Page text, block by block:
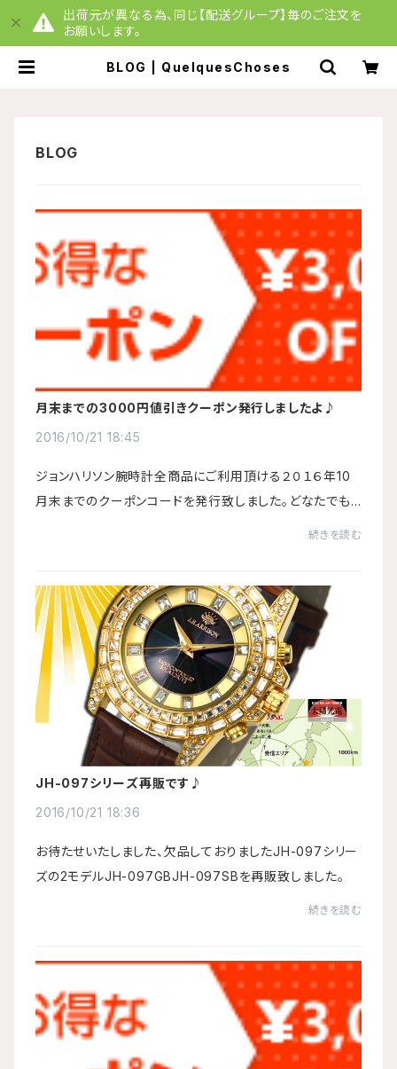
出荷元が異なる為、同じ【配送グループ】毎のご注文を
お願いします。
BLOG | QuelquesChoses
月末までの3000円値引きクーポン発行しましたよ♪
2016/10/21 18:45
ジョンハリソン腕時計全商品にご利用頂ける２０１６年10
月末までのクーポンコードを発行致しました。どなたでも
続きを読む
JH-097シリーズ再販です♪
2016/10/21 18:36
お待たせいたしました、欠品しておりましたJH-097シリー
ズの2モデルJH-097GBJH-097SBを再販致しました。
続きを読む